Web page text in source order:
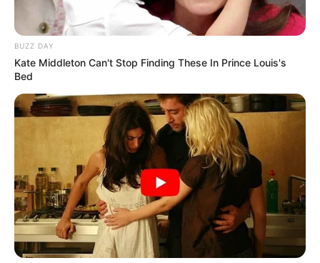
BUZZ DAY
Kate Middleton Can't Stop Finding These In Prince Louis's
Bed